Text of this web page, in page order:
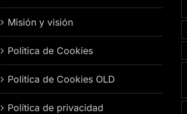
Misión y visión
Politica de Cookies
Politica de Cookies OLD
Política de privacidad